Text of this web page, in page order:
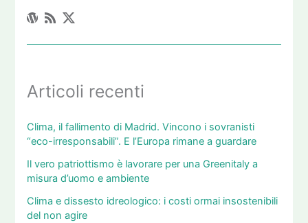
Articoli recenti
Clima, il fallimento di Madrid. Vincono i sovranisti
“eco-irresponsabili”. E l’Europa rimane a guardare
Il vero patriottismo è lavorare per una Greenitaly a
misura d’uomo e ambiente
Clima e dissesto idreologico: i costi ormai insostenibili
del non agire